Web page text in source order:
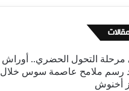
مرحلة التحول الحضري.. أوراش
رسم ملامح عاصمة سوس خلال
أخنوش